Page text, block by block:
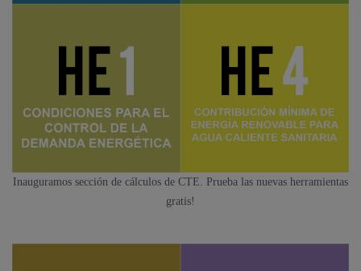
Inauguramos sección de cálculos de CTE. Prueba las nuevas herramientas
gratis!